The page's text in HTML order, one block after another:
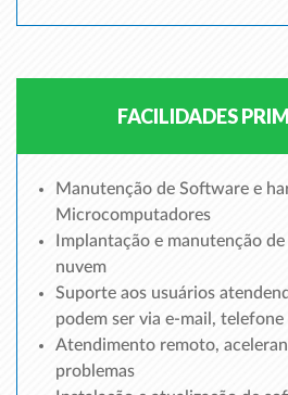
FACILIDADES
Manutenção de Software e
Microcomputadores
Implantação e manutenção
nuvem
Suporte aos usuários
podem ser via e-mail, telefone
Atendimento remoto,
problemas